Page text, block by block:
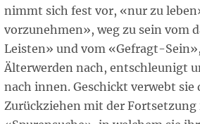
nimmt sich fest vor, «nur zu
vorzunehmen», weg zu sein vom
Leisten» und vom «Gefragt-
Älterwerden nach, entschleunigt
nach innen. Geschickt verwebt sie
Zurückziehen mit der Fortsetzung